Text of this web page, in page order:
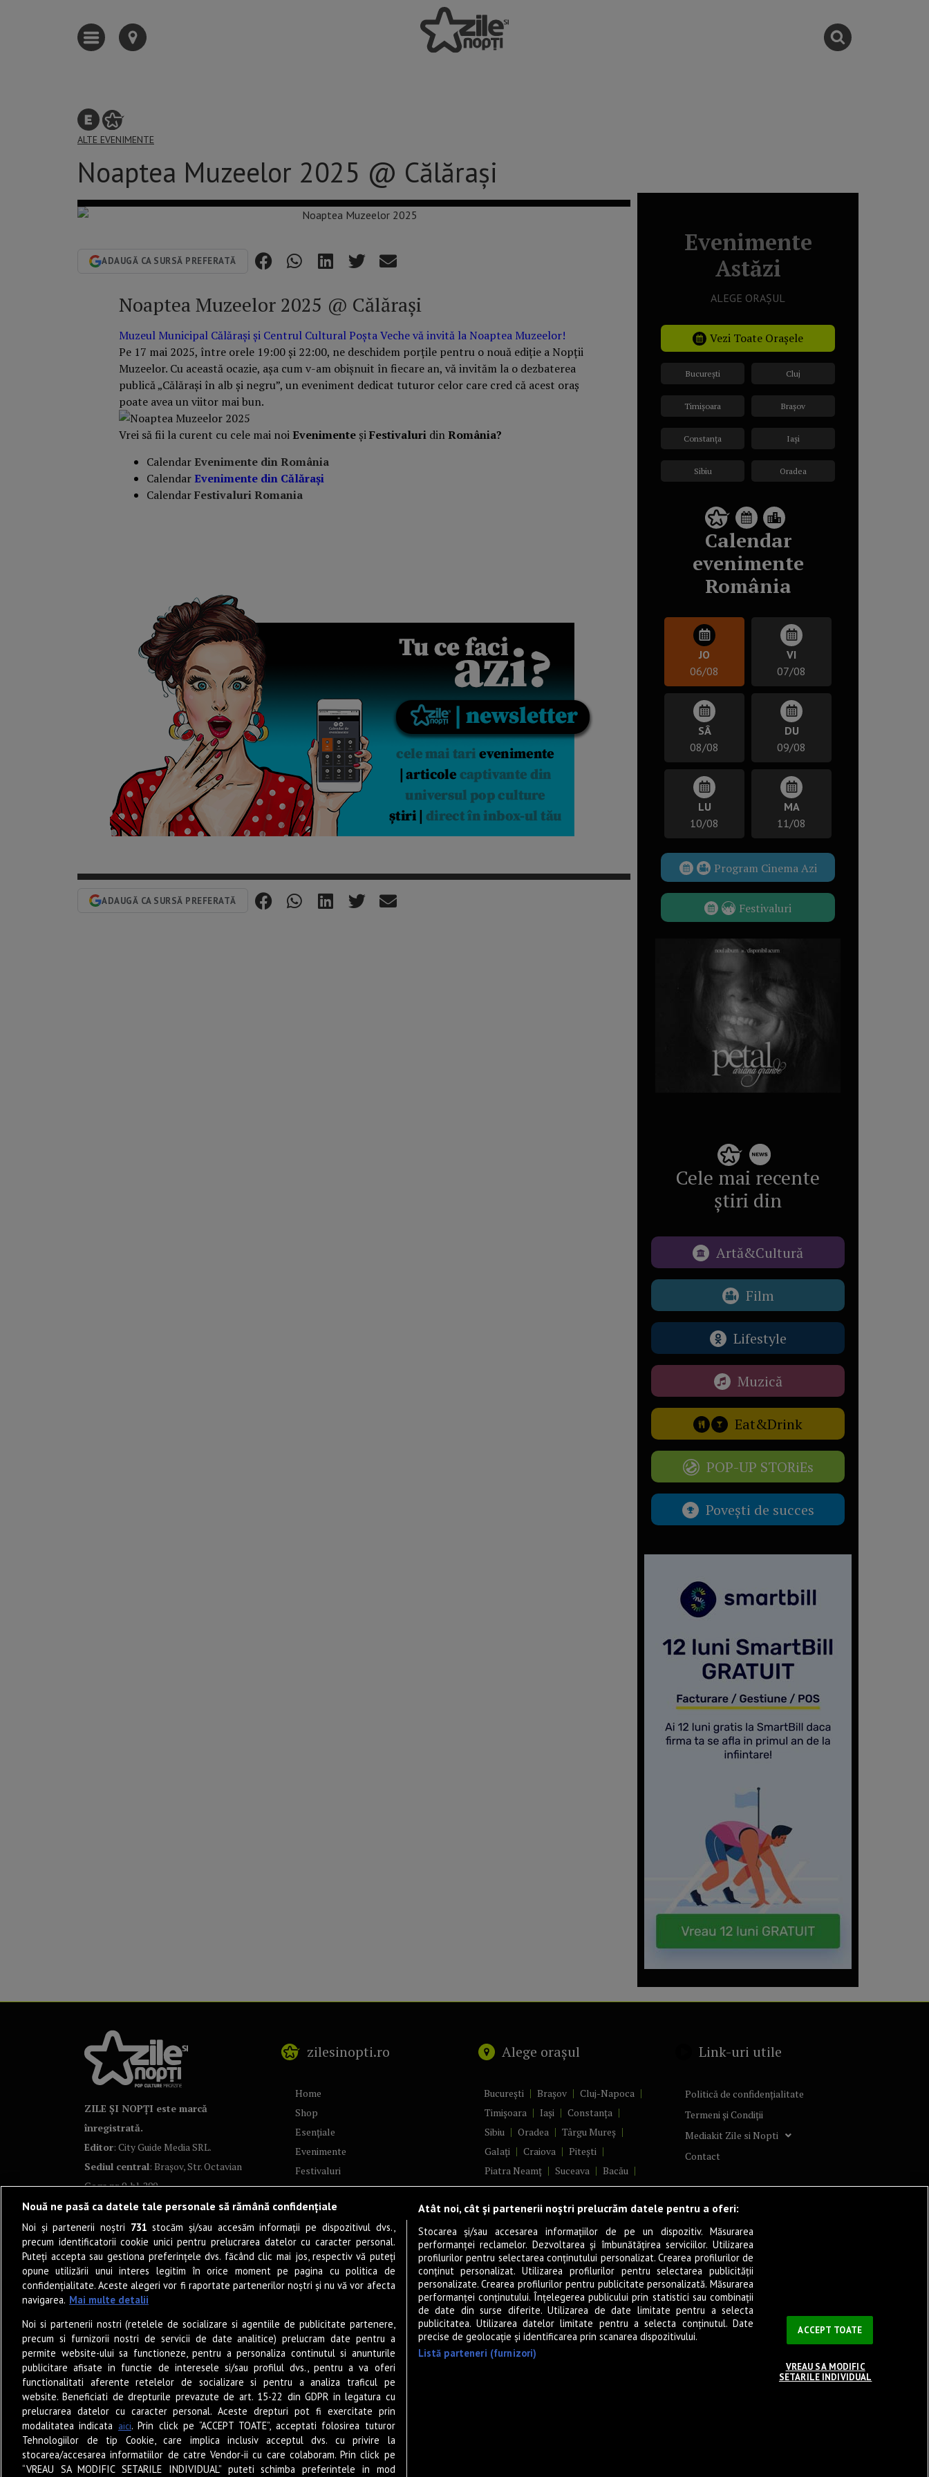
ALTE EVENIMENTE
Noaptea Muzeelor 2025 @ Călărași
ADAUGĂ CA SURSĂ PREFERATĂ
Noaptea Muzeelor 2025 @ Călărași
Muzeul Municipal Călărași și Centrul Cultural Poșta Veche vă invită la Noaptea Muzeelor!
Pe 17 mai 2025, între orele 19:00 și 22:00, ne deschidem porțile pentru o nouă ediție a Nopții
Muzeelor. Cu această ocazie, așa cum v-am obișnuit în fiecare an, vă invităm la o dezbaterea
publică „Călărași în alb și negru”, un eveniment dedicat tuturor celor care cred că acest oraș
poate avea un viitor mai bun.
Vrei să fii la curent cu cele mai noiEvenimente șiFestivaluri dinRomânia?
Calendar Evenimente din România
CalendarEvenimente din Călărași
CalendarFestivaluri Romania
ADAUGĂ CA SURSĂ PREFERATĂ
Evenimente
Astăzi
ALEGE ORAȘUL
Vezi Toate Orașele
București
Timișoara
Constanța
Sibiu
Cluj
Brașov
Iași
Oradea
Calendar
evenimente
România
JO
06/08
VI
07/08
SÂ
08/08
DU
09/08
LU
10/08
MA
11/08
Program Cinema Azi
Festivaluri
Cele mai recente
știri din
Artă&Cultură
Film
Lifestyle
Muzică
Eat&Drink
POP-UP STORiEs
Povești de succes
ZILE ȘI NOPȚI este marcă
înregistrată.
Editor: City Guide Media SRL.
Sediul central: Brașov, Str. Octavian
Goga nr. 9, bl. 290
zilesinopti.ro
Home
Shop
Esențiale
Evenimente
Festivaluri
Concerte
Artă & Cultură
Teatru
Film
Program filme
Lifestyle
Muzică
Sunete Live
Eat & Drink
POP-UP Stories
Junior
Newsletter
Alege orașul
București Brașov
Cluj-Napoca
Timișoara
Iași
Constanța
Sibiu
Oradea
Târgu Mureș
Galați
Craiova
Pitești
Piatra Neamț
Suceava
Bacău
Brăila
Ploiești
Râmnicu Vâlcea
Alba Iulia
Arad
Bistrița
Baia Mare
Satu Mare
Sfântu Gheorghe
Deva
Focșani
Tulcea
Târgu Jiu
Alexandria
Botoșani
Buzău Vaslui
Reșița
Târgoviște
Drobeta-Turnu Severin
Călărași
Giurgiu
Slatina
Link-uri utile
Politică de confidențialitate
Termeni și Condiții
Mediakit Zile si Nopti
Contact
© 2026 – Zile și Nopți. Toate drepturile rezervate.
Nouă ne pasă ca datele tale personale să rămână confidențiale
Noi și partenerii noștri 731 stocăm și/sau accesăm informații pe dispozitivul dvs.,
precum identificatorii cookie unici pentru prelucrarea datelor cu caracter personal.
Puteți accepta sau gestiona preferințele dvs. făcând clic mai jos, respectiv vă puteți
opune utilizării unui interes legitim în orice moment pe pagina cu politica de
confidențialitate. Aceste alegeri vor fi raportate partenerilor noștri și nu vă vor afecta
navigarea. Mai multe detalii
Noi si partenerii nostri (retelele de socializare si agentiile de publicitate partenere,
precum si furnizorii nostri de servicii de date analitice) prelucram date pentru a
permite website-ului sa functioneze, pentru a personaliza continutul si anunturile
publicitare afisate in functie de interesele si/sau profilul dvs., pentru a va oferi
functionalitati aferente retelelor de socializare si pentru a analiza traficul pe
website. Beneficiati de drepturile prevazute de art. 15-22 din GDPR in legatura cu
prelucrarea datelor cu caracter personal. Aceste drepturi pot fi exercitate prin
modalitatea indicata aici. Prin click pe “ACCEPT TOATE”, acceptati folosirea tuturor
Tehnologiilor de tip Cookie, care implica inclusiv acceptul dvs. cu privire la
stocarea/accesarea informatiilor de catre Vendor-ii cu care colaboram. Prin click pe
“VREAU SA MODIFIC SETARILE INDIVIDUAL” puteti schimba preferintele in mod
Atât noi, cât și partenerii noștri prelucrăm datele pentru a oferi:
Stocarea și/sau accesarea informațiilor de pe un dispozitiv. Măsurarea
performanței reclamelor. Dezvoltarea și îmbunătățirea serviciilor. Utilizarea
profilurilor pentru selectarea conținutului personalizat. Crearea profilurilor de
conținut personalizat. Utilizarea profilurilor pentru selectarea publicității
personalizate. Crearea profilurilor pentru publicitate personalizată. Măsurarea
performanței conținutului. Înțelegerea publicului prin statistici sau combinații
de date din surse diferite. Utilizarea de date limitate pentru a selecta
publicitatea. Utilizarea datelor limitate pentru a selecta conținutul. Date
precise de geolocație și identificarea prin scanarea dispozitivului.
Listă parteneri (furnizori)
ACCEPT TOATE
VREAU SA MODIFIC
SETARILE INDIVIDUAL